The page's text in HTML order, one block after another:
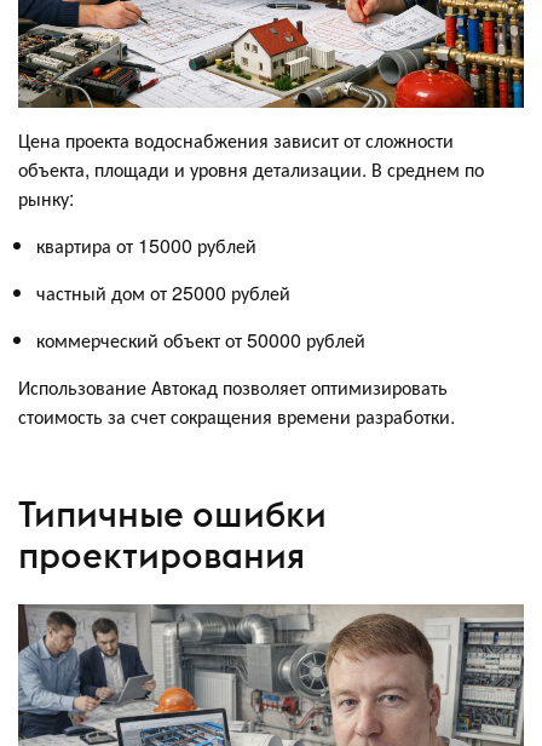
Цена проекта водоснабжения зависит от сложности
объекта, площади и уровня детализации. В среднем по
рынку:
квартира от 15000 рублей
частный дом от 25000 рублей
коммерческий объект от 50000 рублей
Использование Автокад позволяет оптимизировать
стоимость за счет сокращения времени разработки.
Типичные ошибки
проектирования